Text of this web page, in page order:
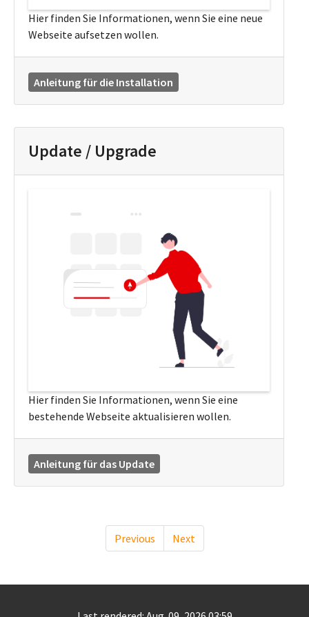
Hier finden Sie Informationen, wenn Sie eine neue
Webseite aufsetzen wollen.
Anleitung für die Installation
Update / Upgrade
Hier finden Sie Informationen, wenn Sie eine
bestehende Webseite aktualisieren wollen.
Anleitung für das Update
Previous Next